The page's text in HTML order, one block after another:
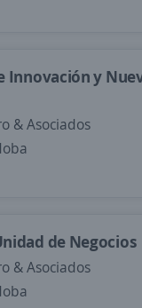
Innovación y
& Asociados
de Negocios
& Asociados